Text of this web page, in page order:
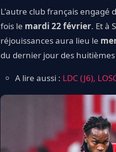
L'autre club français engagé
fois le mardi 22 février. Et à
réjouissances aura lieu le
du dernier jour des
A lire aussi : LDC (J6),